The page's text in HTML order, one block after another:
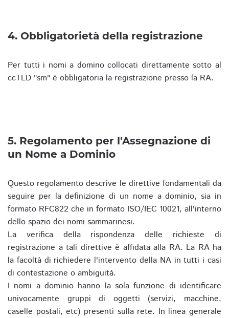
4. Obbligatorietà della registrazione
Per tutti i nomi a domino collocati direttamente sotto al
ccTLD "sm" è obbligatoria la registrazione presso la RA.
5. Regolamento per l'Assegnazione di
un Nome a Dominio
Questo regolamento descrive le direttive fondamentali da
seguire per la definizione di un nome a dominio, sia in
formato RFC822 che in formato ISO/IEC 10021, all'interno
dello spazio dei nomi sammarinesi.
La verifica della rispondenza delle richieste di
registrazione a tali direttive è affidata alla RA. La RA ha
la facoltà di richiedere l'intervento della NA in tutti i casi
di contestazione o ambiguità.
I nomi a dominio hanno la sola funzione di identificare
univocamente gruppi di oggetti (servizi, macchine,
caselle postali, etc) presenti sulla rete. In linea generale